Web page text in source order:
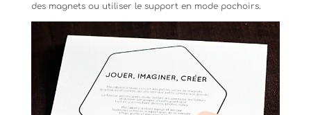
des magnets ou utiliser le support en mode pochoirs.